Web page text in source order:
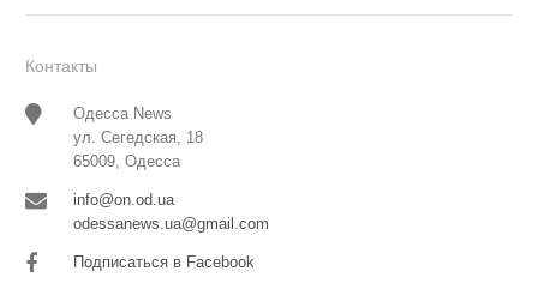
Контакты
Одесса News
ул. Сегедская, 18
65009, Одесса
info@on.od.ua
odessanews.ua@gmail.com
Подписаться в Facebook